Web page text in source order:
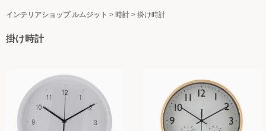
トップ
商品を探す
キッチン
子供部屋・グッズ
インテリアショップ ルムジット > 時計 > 掛け時計
掛け時計